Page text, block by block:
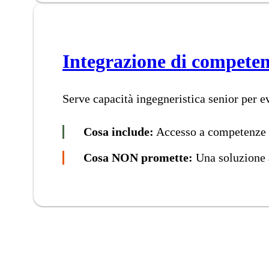
Integrazione di
Serve capacità ingegneristica senior per
Cosa include: Accesso a
Cosa NON promette: Una soluzione